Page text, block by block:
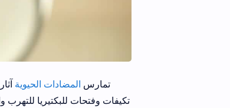
تمارس المضادات الحيوية
تكيفات وفتحات للبكتيريا للتهرب